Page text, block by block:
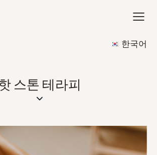
한국어
스톤 테라피